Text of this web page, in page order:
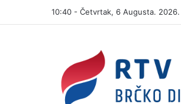
10:40 - Četvrtak, 6 Augusta. 2026.